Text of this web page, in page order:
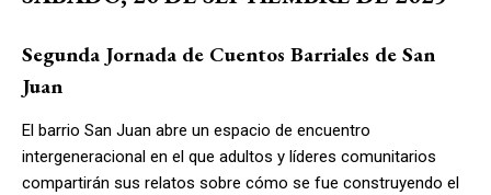
Segunda Jornada de Cuentos Barriales de San
Juan
El barrio San Juan abre un espacio de encuentro
intergeneracional en el que adultos y líderes comunitarios
compartirán sus relatos sobre cómo se fue construyendo el